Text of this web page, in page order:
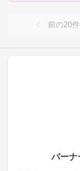
バーナ
前の20件